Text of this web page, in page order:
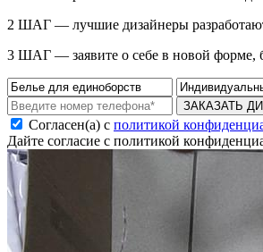
2 ШАГ — лучшие дизайнеры
3 ШАГ — заявите о себе в новой форме,
ЗАКАЗАТЬ
Согласен(а) с политикой
Дайте согласие с политикой